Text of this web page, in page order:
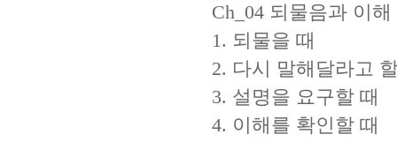
Ch_04 되물음과 이해
1. 되물을 때
2. 다시 말해달라고
3. 설명을 요구할 때
4. 이해를 확인할 때